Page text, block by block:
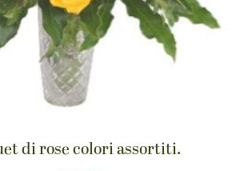
di rose colori assortiti.